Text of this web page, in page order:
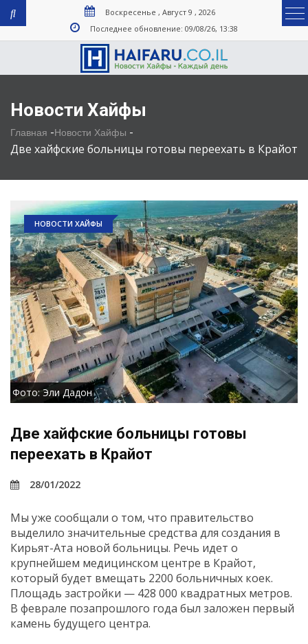
Воскресенье , Август 9 , 2026
Последнее обновление: 09/08/26, 13:38
Новости Хайфы
Главная -Новости Хайфы -
Две хайфские больницы готовы переехать в Крайот
НОВОСТИ ХАЙФЫ
Фото: Эли Дадон
Две хайфские больницы готовы
переехать в Крайот
28/01/2022
Мы уже сообщали о том, что правительство
выделило значительные средства для создания в
Кирьят-Ата новой больницы. Речь идет о
крупнейшем медицинском центре в Крайот,
который будет вмещать 2200 больничных коек.
Площадь застройки — 428 000 квадратных метров.
В феврале позапрошлого года был заложен первый
камень будущего центра.